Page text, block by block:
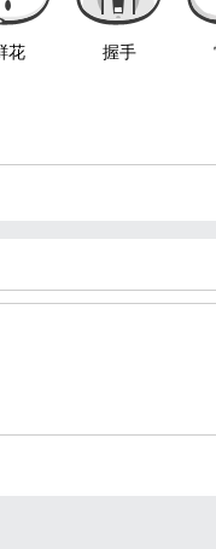
花 握手